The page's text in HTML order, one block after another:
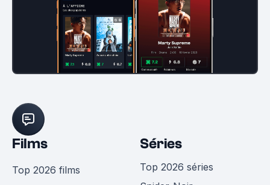
Films
Top 2026 films
Séries
Top 2026 séries